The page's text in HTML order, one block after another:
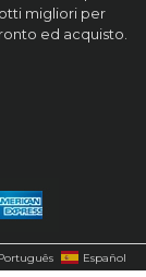
migliori per
ed acquisto.
Español